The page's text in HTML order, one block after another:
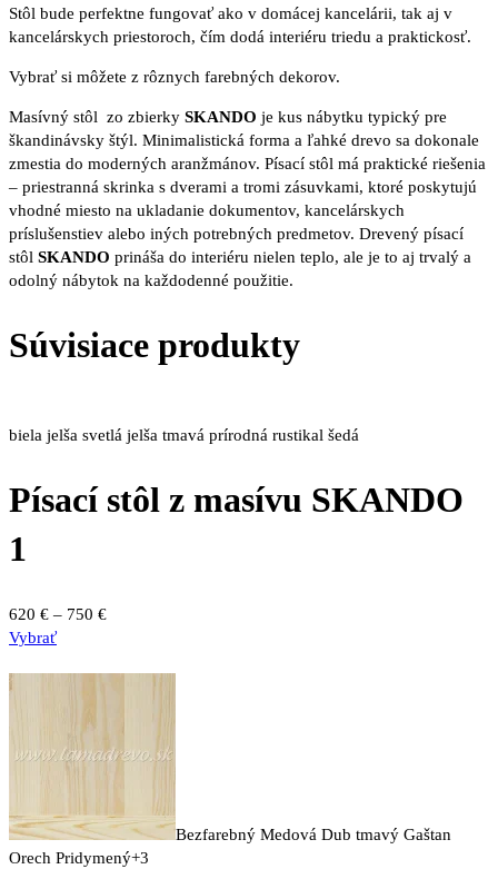
Stôl bude perfektne fungovať ako v domácej kancelárii, tak aj v
kancelárskych priestoroch, čím dodá interiéru triedu a praktickosť.
Vybrať si môžete z rôznych farebných dekorov.
Masívný stôl zo zbierky SKANDO je kus nábytku typický pre
škandinávsky štýl. Minimalistická forma a ľahké drevo sa dokonale
zmestia do moderných aranžmánov. Písací stôl má praktické riešenia
– priestranná skrinka s dverami a tromi zásuvkami, ktoré poskytujú
vhodné miesto na ukladanie dokumentov, kancelárskych
príslušenstiev alebo iných potrebných predmetov. Drevený písací
stôl SKANDO prináša do interiéru nielen teplo, ale je to aj trvalý a
odolný nábytok na každodenné použitie.
Súvisiace produkty
biela jelša svetlá jelša tmavá prírodná rustikal šedá
Písací stôl z masívu SKANDO
1
620 € – 750 €Price
VybraťTento
variantov.
Možnosti
vybrať
stránke
Bezfarebný Medová Dub tmavý Gaštan
Orech Pridymený+3